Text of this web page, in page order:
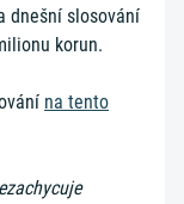
dnešní slosování
korun.
na tento